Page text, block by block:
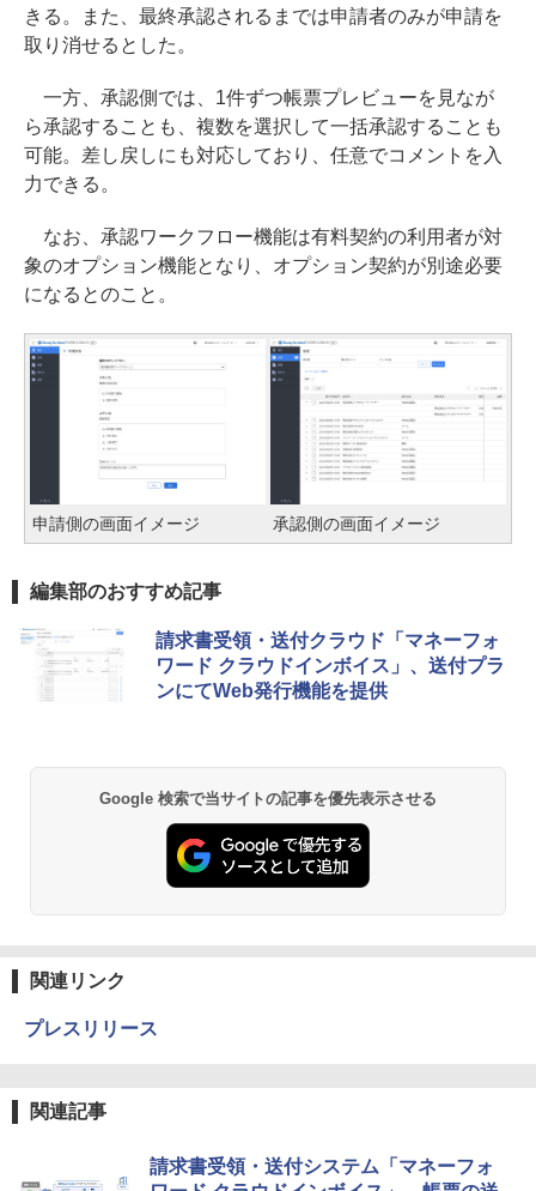
きる。また、最終承認されるまでは申請者のみが申請を
取り消せるとした。
一方、承認側では、1件ずつ帳票プレビューを見なが
ら承認することも、複数を選択して一括承認することも
可能。差し戻しにも対応しており、任意でコメントを入
力できる。
なお、承認ワークフロー機能は有料契約の利用者が対
象のオプション機能となり、オプション契約が別途必要
になるとのこと。
申請側の画面イメージ 承認側の画面イメージ
編集部のおすすめ記事
請求書受領・送付クラウド「マネーフォ
ワード クラウドインボイス」、送付プラ
ンにてWeb発行機能を提供
Google 検索で当サイトの記事を優先表示させる
関連リンク
プレスリリース
関連記事
請求書受領・送付システム「マネーフォ